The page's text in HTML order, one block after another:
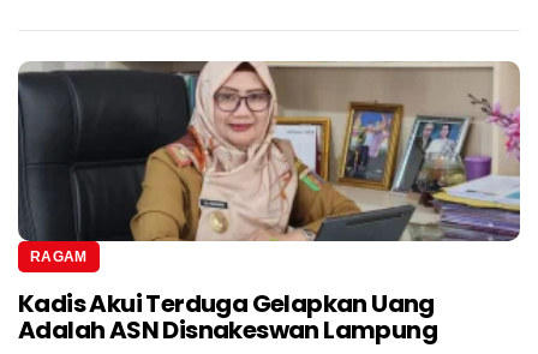
RAGAM
Kadis Akui Terduga Gelapkan Uang
Adalah ASN Disnakeswan Lampung